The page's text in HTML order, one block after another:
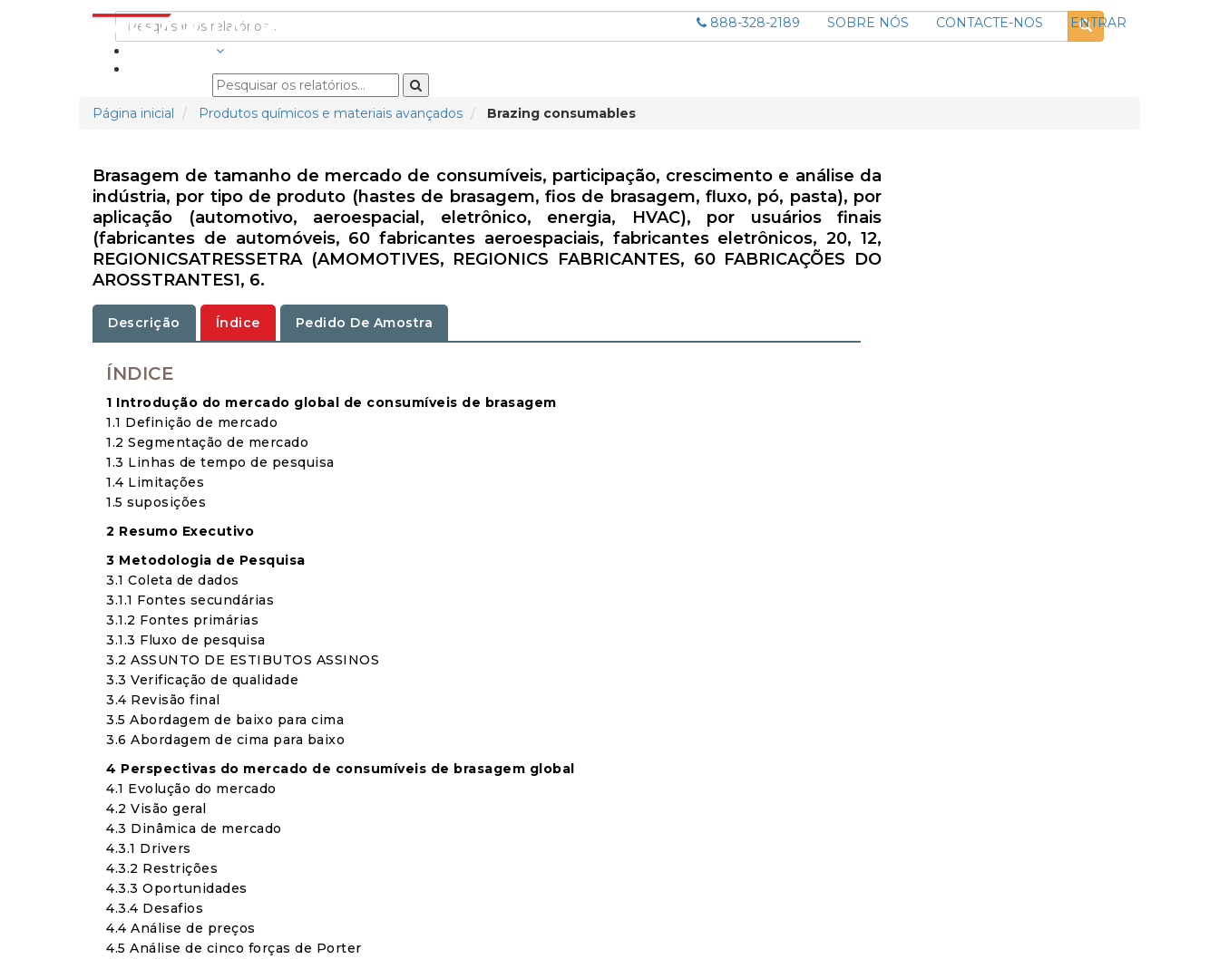
888-328-2189 SOBRE NÓS CONTACTE-NOS
ENTRAR
Página inicial Produtos químicos e materiais avançados Brazing consumables
Brasagem de tamanho de mercado de consumíveis, participação, crescimento e análise da
indústria, por tipo de produto (hastes de brasagem, fios de brasagem, fluxo, pó, pasta), por
aplicação (automotivo, aeroespacial, eletrônico, energia, HVAC), por usuários finais
(fabricantes de automóveis, 60 fabricantes aeroespaciais, fabricantes eletrônicos, 20, 12,
REGIONICSATRESSETRA (AMOMOTIVES, REGIONICS FABRICANTES, 60 FABRICAÇÕES DO
AROSSTRANTES1, 6.
Descrição Índice Pedido De Amostra
ÍNDICE
1 Introdução do mercado global de consumíveis de brasagem
1.1 Definição de mercado
1.2 Segmentação de mercado
1.3 Linhas de tempo de pesquisa
1.4 Limitações
1.5 suposições
2 Resumo Executivo
3 Metodologia de Pesquisa
3.1 Coleta de dados
3.1.1 Fontes secundárias
3.1.2 Fontes primárias
3.1.3 Fluxo de pesquisa
3.2 ASSUNTO DE ESTIBUTOS ASSINOS
3.3 Verificação de qualidade
3.4 Revisão final
3.5 Abordagem de baixo para cima
3.6 Abordagem de cima para baixo
4 Perspectivas do mercado de consumíveis de brasagem global
4.1 Evolução do mercado
4.2 Visão geral
4.3 Dinâmica de mercado
4.3.1 Drivers
4.3.2 Restrições
4.3.3 Oportunidades
4.3.4 Desafios
4.4 Análise de preços
4.5 Análise de cinco forças de Porter